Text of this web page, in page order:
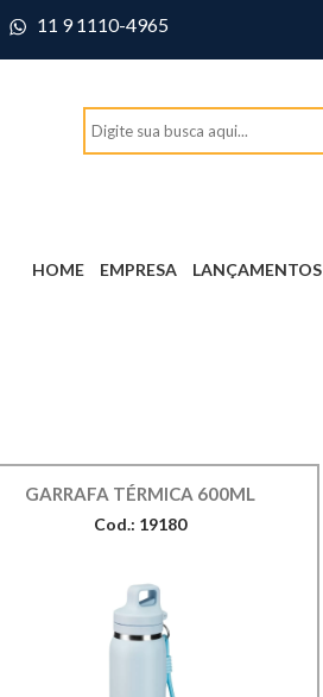
11 9 1110-4965
HOME EMPRESA LANÇAMENTOS
GARRAFA TÉRMICA 600ML
Cod.: 19180